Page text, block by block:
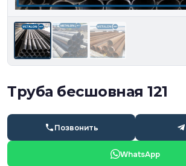
Труба бесшовная 121
Позвонить
WhatsApp